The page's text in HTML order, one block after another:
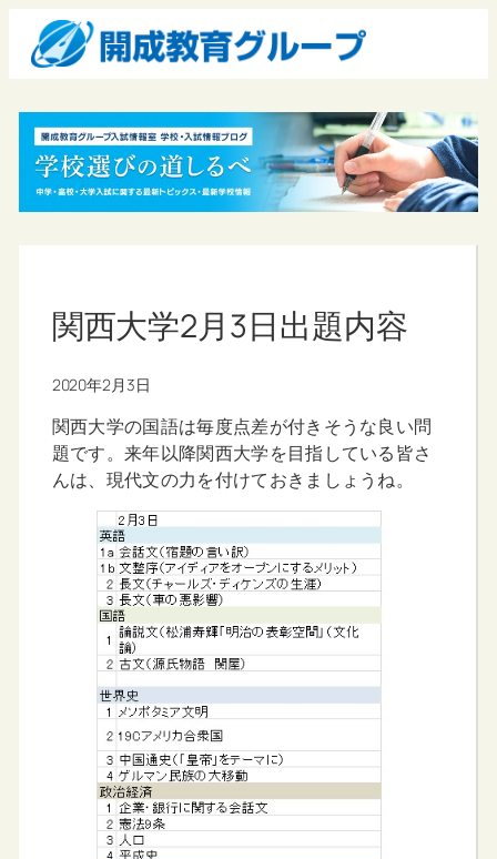
関西大学2月3日出題内容
2020年2月3日
関西大学の国語は毎度点差が付きそうな良い問
題です。来年以降関西大学を目指している皆さ
んは、現代文の力を付けておきましょうね。